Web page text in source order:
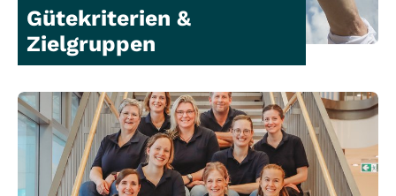
Gütekriterien &
Zielgruppen